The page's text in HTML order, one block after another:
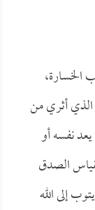
الخسارة،
أثري من
نفسه أو
الصدق
إلى الله